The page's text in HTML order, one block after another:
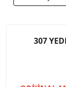
307